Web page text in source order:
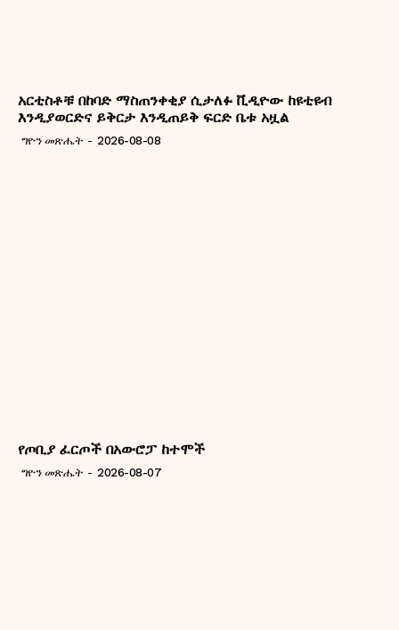
አርቲስቶቹ በከባድ ማስጠንቀቂያ ሲታለፉ ቪዲዮው ከዩቲዩብ
እንዲያወርድና ይቅርታ እንዲጠይቅ ፍርድ ቤቱ አዟል
ግዮን መጽሔት - 2026-08-08
የጦቢያ ፈርጦች በአውሮፓ ከተሞች
ግዮን መጽሔት - 2026-08-07